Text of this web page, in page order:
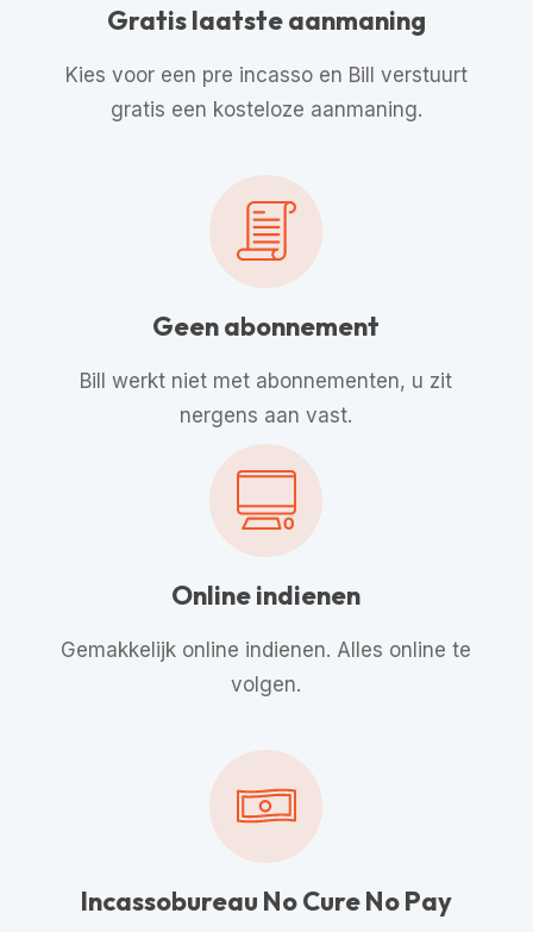
Gratis laatste aanmaning
Kies voor een pre incasso en Bill verstuurt
gratis een kosteloze aanmaning.
Geen abonnement
Bill werkt niet met abonnementen, u zit
nergens aan vast.
Online indienen
Gemakkelijk online indienen. Alles online te
volgen.
Incassobureau No Cure No Pay